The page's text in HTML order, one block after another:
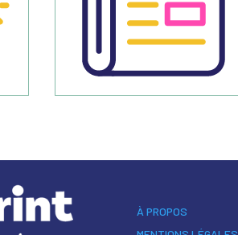
À PROPOS